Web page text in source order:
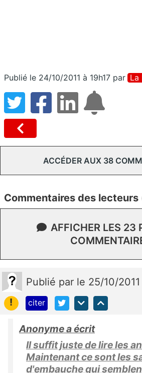
Publié le 24/10/2011 à 19h17 par La
ACCÉDER AUX 38
Commentaires des lecteurs
AFFICHER LES 23
Publié par le 25/10/
!
citer
Anonyme a écrit
Il suffit juste de lire les
Maintenant ce sont les
d'embauche qui